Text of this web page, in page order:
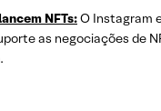
NFTs:O Instagram
as negociações de